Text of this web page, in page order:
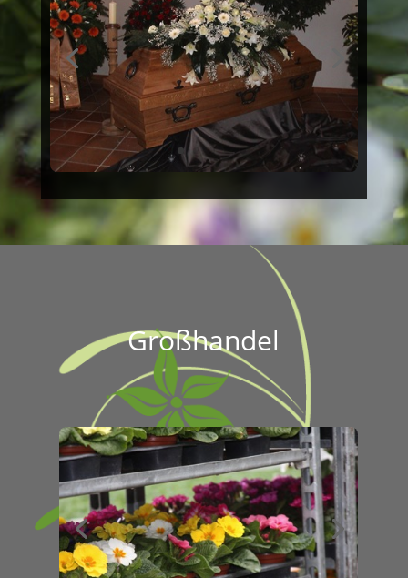
Großhandel